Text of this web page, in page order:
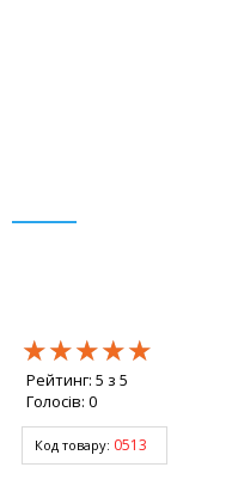
★★★★★
★★★★★
★★★★★
Рейтинг: 5 з 5
Голосів: 0
Код товару: 0513